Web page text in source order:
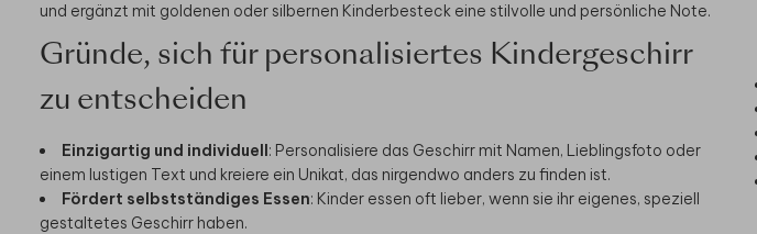
und ergänzt mit goldenen oder silbernen Kinderbesteck eine stilvolle und persönliche Note.
Gründe, sich für personalisiertes Kindergeschirr
zu entscheiden
Einzigartig und individuell: Personalisiere das Geschirr mit Namen, Lieblingsfoto oder
einem lustigen Text und kreiere ein Unikat, das nirgendwo anders zu finden ist.
Fördert selbstständiges Essen: Kinder essen oft lieber, wenn sie ihr eigenes, speziell
gestaltetes Geschirr haben.